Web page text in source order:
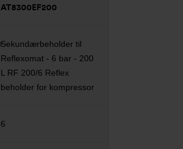
AT8300EF200
Sekundærbeholder til
Reflexomat - 6 bar - 200
L RF 200/6 Reflex
beholder for kompressor
6